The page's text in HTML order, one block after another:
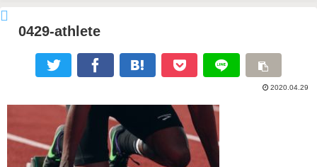
0429-athlete
2020.04.29